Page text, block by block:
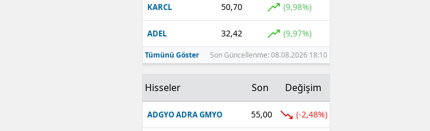
KARCL 50,70 (9,98%)
ADEL 32,42 (9,97%)
Tümünü Göster Son Güncellenme: 08.08.2026 18:10
Hisseler Son Değişim
ADGYO ADRA GMYO 55,00 (-2,48%)